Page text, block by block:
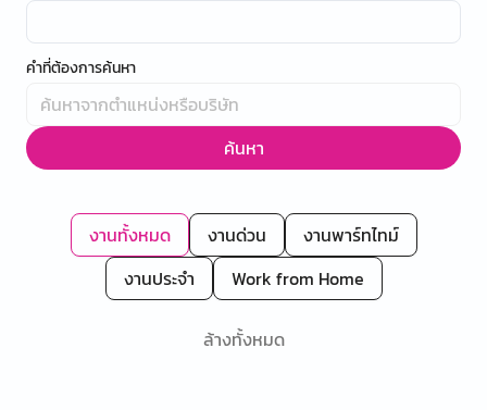
คำที่ต้องการค้นหา
ค้นหา
งานทั้งหมด งานด่วน
งานพาร์ทไทม์
งานประจำ
Work from Home
ล้างทั้งหมด